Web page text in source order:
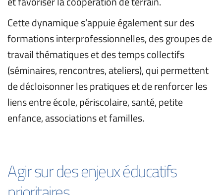
Cette dynamique s’appuie également sur des
formations interprofessionnelles, des groupes de
travail thématiques et des temps collectifs
(séminaires, rencontres, ateliers), qui permettent
de décloisonner les pratiques et de renforcer les
liens entre école, périscolaire, santé, petite
enfance, associations et familles.
Agir sur des enjeux éducatifs